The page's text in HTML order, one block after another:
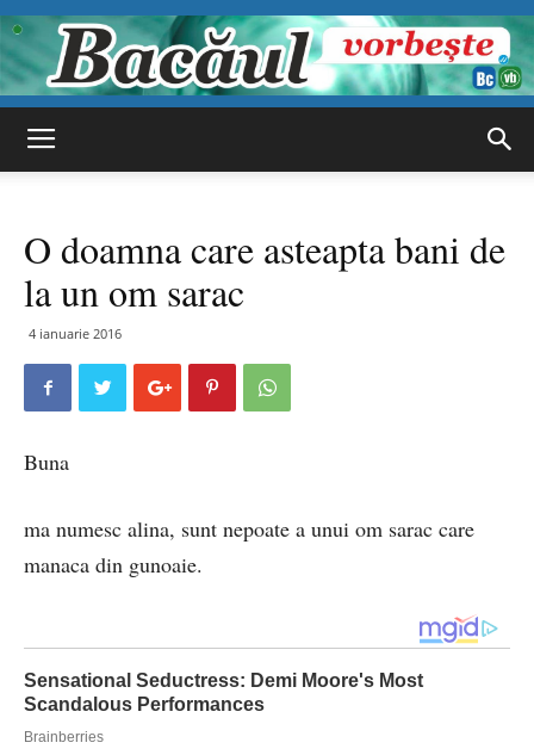
vorbește
O doamna care asteapta bani de
la un om sarac
4 ianuarie 2016
Buna
ma numesc alina, sunt nepoate a unui om sarac care
manaca din gunoaie.